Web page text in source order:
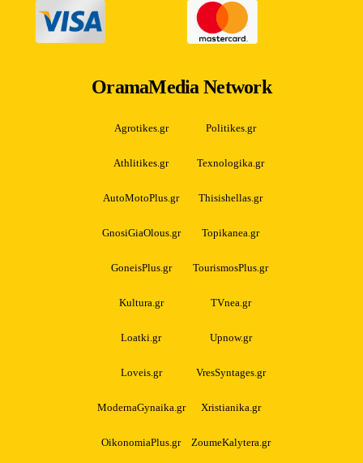
OramaMedia Network
Agrotikes.gr Politikes.gr
Athlitikes.gr Texnologika.gr
AutoMotoPlus.gr Thisishellas.gr
GnosiGiaOlous.gr Topikanea.gr
GoneisPlus.gr TourismosPlus.gr
Kultura.gr TVnea.gr
Loatki.gr Upnow.gr
Loveis.gr VresSyntages.gr
ModernaGynaika.gr Xristianika.gr
OikonomiaPlus.gr ZoumeKalytera.gr